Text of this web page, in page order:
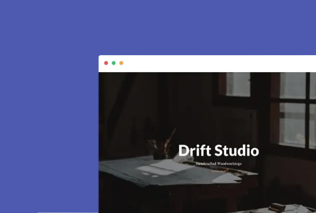
à Le Vesinet
vitrines, e-commerce, SEO, maintenance… tout